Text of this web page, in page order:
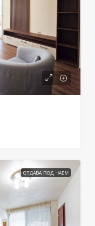
ОТДАВА ПОД НАЕМ